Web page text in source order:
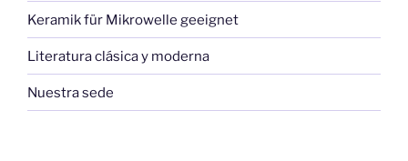
Keramik für Mikrowelle geeignet
Literatura clásica y moderna
Nuestra sede